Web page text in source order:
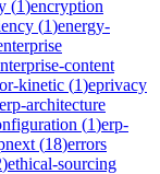
(1)encryption
(1)energy-
content
kinetic (1)eprivacy
erp-architecture
(1)erp-
(18)errors
)ethical-sourcing